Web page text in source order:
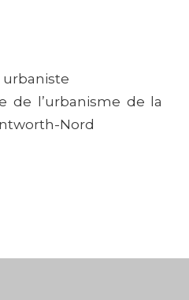
de l’urbanisme de la
Nord